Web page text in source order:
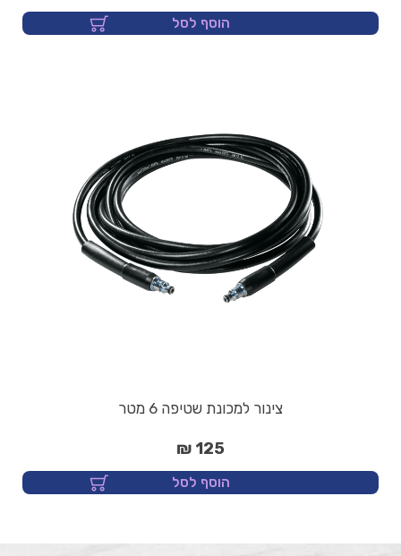
הוסף לסל
צינור למכונת שטיפה 6 מטר
125 ₪
הוסף לסל